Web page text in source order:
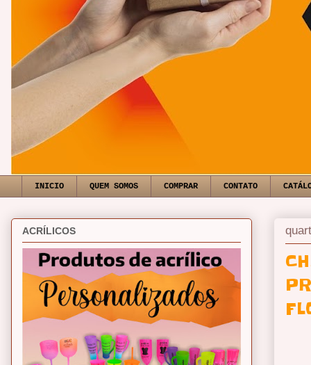
INICIO QUEM SOMOS COMPRAR CONTATO
ACRÍLICOS